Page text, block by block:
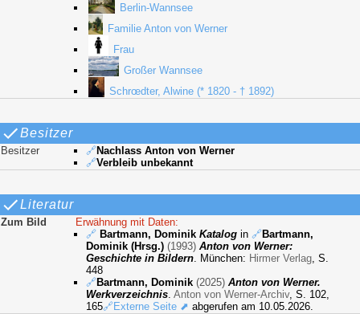
Berlin-Wannsee
Familie Anton von Werner
Frau
Großer Wannsee
Schrœdter, Alwine (* 1820 - † 1892)
Besitzer
Besitzer 🔗Nachlass Anton von Werner
🔗Verbleib unbekannt
Literatur
Zum Bild
Erwähnung mit Daten:
🔗 Bartmann, DominikKatalogin🔗Bartmann,
Dominik (Hrsg.) (1993) Anton von Werner:
Geschichte in Bildern. München: Hirmer Verlag, S.
448
🔗Bartmann, Dominik (2025) Anton von Werner.
Werkverzeichnis.Anton von Werner-Archiv, S. 102,
165🔗Externe Seite ⬈ abgerufen am 10.05.2026.